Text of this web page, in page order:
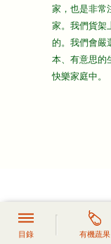
家，也是非常
家。我們貨架
的。我們會嚴
本、有意思的
快樂家庭中。
目錄
有機蔬果